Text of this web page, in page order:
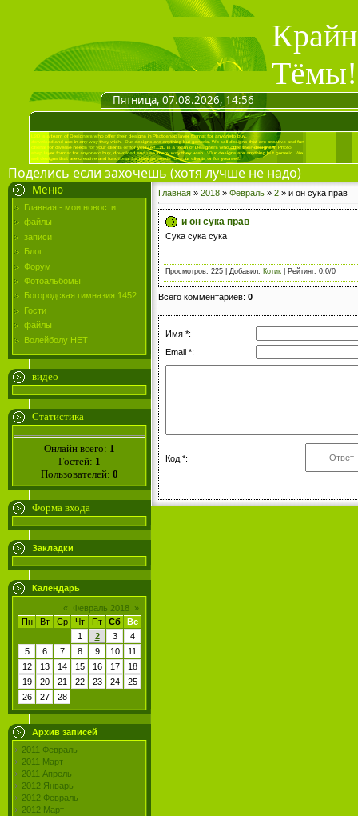
Пятница, 07.08.2026, 14:56
Поделись если захочешь (хотя лучше не надо)
Меню
Главная - мои новости
файлы
записи
Блог
Форум
Фотоальбомы
Богородская гимназия 1452
Гости
файлы
Волейболу НЕТ
видео
Статистика
Онлайн всего: 1
Гостей: 1
Пользователей: 0
Форма входа
Закладки
Календарь
« Февраль 2018 »
Пн
Вт Ср Чт Пт Сб
Вс
1
2 3
4
5
6 7 8 9 10
11
12
13 14 15 16 17
18
19
20 21 22 23 24
25
26
27 28
Архив записей
2011 Февраль
2011 Март
2011 Апрель
2012 Январь
2012 Февраль
2012 Март
Главная » 2018 » Февраль » 2 » и он сука прав
и он сука прав
Сука сука сука
Просмотров: 225 | Добавил: Котик Рейтинг: 0.0/0
Всего комментариев: 0
Имя *:
Email *:
Код *: